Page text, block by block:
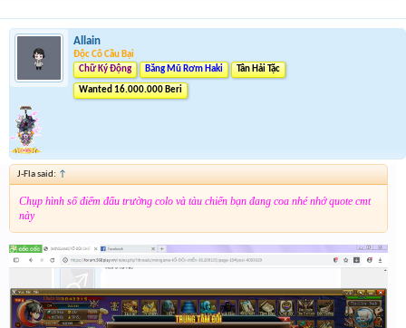
Allain
Độc Cô Cầu Bại
Chữ Ký Động
Băng Mũ Rơm Haki Tân Hải Tặc
Wanted 16.000.000 Beri
J-Fla said: ↑
Chụp hình số điểm đấu trường colo và tàu chiến bạn đang coa nhé nhớ quote cmt
này